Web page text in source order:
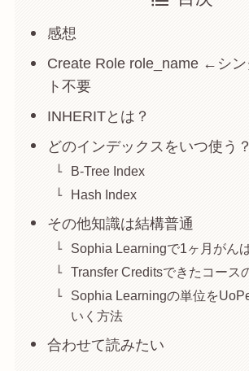
感想
Create Role role_name ←シン
ト不要
INHERITとは？
どのインデックスをいつ使う？
B-Tree Index
Hash Index
その他知識は結構普通
Sophia Learningで1ヶ月がん
Transfer Creditsできたコース
Sophia Learningの単位を
いく方法
合わせて読みたい